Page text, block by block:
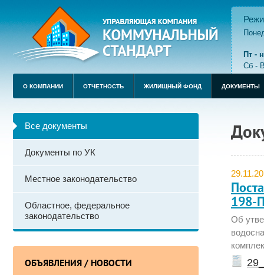
Пт -
Сб -
О КОМПАНИИ ОТЧЕТНОСТЬ ЖИЛИЩНЫЙ ФОНД ДОКУМЕНТЫ
198-
Об
Все документы
Документы по УК
Местное законодательство
Областное, федеральное
законодательство
ОБЪЯВЛЕНИЯ / НОВОСТИ